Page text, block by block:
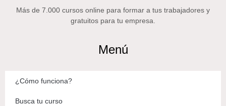
Más de 7.000 cursos online para formar a tus trabajadores y
gratuitos para tu empresa.
Menú
¿Cómo funciona?
Busca tu curso